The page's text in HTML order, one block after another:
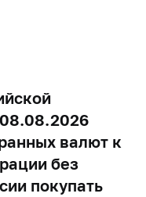
валют к
без
покупать